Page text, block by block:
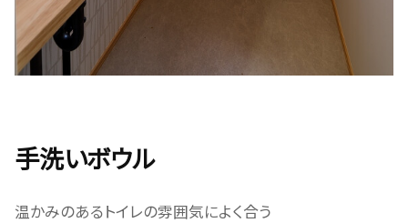
手洗いボウル
温かみのあるトイレの雰囲気によく合う